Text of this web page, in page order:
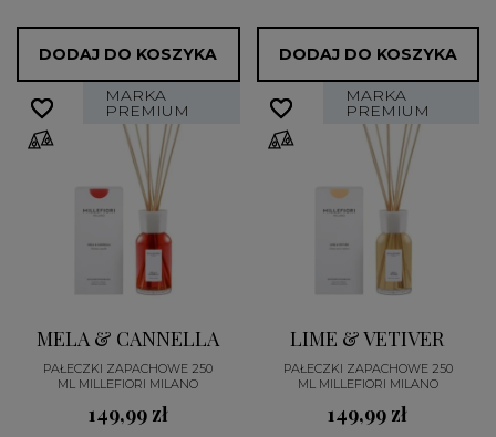
DODAJ DO KOSZYKA DODAJ DO KOSZYKA
MARKA
PREMIUM
MELA & CANNELLA
PAŁECZKI ZAPACHOWE 250
ML MILLEFIORI MILANO
149,99 zł
favorite_border
favorite_border MARKA
PREMIUM
LIME & VETIVER
PAŁECZKI ZAPACHOWE 250
ML MILLEFIORI MILANO
149,99 zł
favorite_border
favorite_border